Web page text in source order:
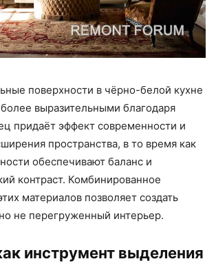
поверхности в чёрно-белой кухне
выразительными благодаря
придаёт эффект современности и
пространства, в то время как
обеспечивают баланс и
контраст. Комбинированное
материалов позволяет создать
не перегруженный интерьер.
инструмент выделения